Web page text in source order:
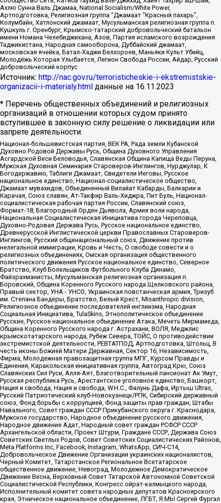
Ахлю Сунна Валь Джамаа, National Socialism/White Power,
Артподготовка, Религиозная группа “Джамаат “Красный пахарь”,
Колумбайн, Хатлонский джамаат, Мусульманская религиозная группа п.
Кушкуль г. Оренбург, Крымско-татарский добровольческий батальон
имени Номана Челебиджихана, Азов, Партия исламского возрождения
Таджикистана, Народная самооборона, Дуббайский джамаат,
московская ячейка, Батал-Хаджи Белхороев, Маньяки Культ Убийц,
Молодёжь Которая Улыбается, Легион Свобода России, Айдар, Русский
добровольческий корпус
Источник: http://nac.gov.ru/terroristicheskie-i-ekstremistskie-
organizacii-i-materialy.html данные на 16.11.2023
* Перечень общественных объединений и религиозных
организаций в отношении которых судом принято
вступившее в законную силу решение о ликвидации или
запрете деятельности:
Национал-большевистская партия, ВЕК РА, Рада земли Кубанской
Духовно Родовой Державы Русь, Община Духовного Управления
Асгардской Веси Беловодья, Славянская Община Капища Веды Перуна,
Мужская Духовная Семинария Староверов-Инглингов, Нурджулар, К
Богодержавию, Таблиги Джамаат, Свидетели Иеговы, Русское
национальное единство, Национал-социалистическое общество,
Джамаат мувахидов, Объединенный Вилайат Кабарды, Балкарии и
Карачая, Союз славян, Ат-Такфир Валь-Хиджра, Пит Буль, Национал-
социалистическая рабочая партия России, Славянский союз,
Формат-18, Благородный Орден Дьявола, Армия воли народа,
Национальная Социалистическая Инициатива города Череповца,
Духовно-Родовая Держава Русь, Русское национальное единство,
Древнерусской Инглистической церкви Православных Староверов-
Инглингов, Русский общенациональный союз, Движение против
нелегальной иммиграции, Кровь и Честь, О свободе совести и о
религиозных объединениях, Омская организация общественного
политического движения Русское национальное единство, Северное
Братство, Клуб Болельщиков Футбольного Клуба Динамо,
Файзрахманисты, Мусульманская религиозная организация п.
Боровский, Община Коренного Русского народа Щелковского района,
Правый сектор, УНА - УНСО, Украинская повстанческая армия, Тризуб
им. Степана Бандеры, Братство, Белый Крест, Misanthropic division,
Религиозное объединение последователей инглиизма, Народная
Социальная Инициатива, TulaSkins, Этнополитическое объединение
Русские, Русское национальное объединение Атака, Мечеть Мирмамеда,
Община Коренного Русского народа г. Астрахани, ВОЛЯ, Меджлис
крымскотатарского народа, Рубеж Севера, ТОЙС, О противодействии
экстремистской деятельности, РЕВТАТПОД, Артподготовка, Штольц, В
честь иконы Божией Матери Державная, Сектор 16, Независимость,
Фирма, Молодежная правозащитная группа МПГ, Курсом Правды и
Единения, Каракольская инициативная группа, Автоград Крю, Союз
Славянских Сил Руси, Алля-Аят, Благотворительный пансионат Ак Умут,
Русская республика Русь, Арестантское уголовное единство, Башкорт,
Нация и свобода, Нация и свобода, W.H.С., Фалунь Дафа, Иртыш Ultras,
Русский Патриотический клуб-Новокузнецк/РПК, Сибирский державный
союз, Фонд борьбы с коррупцией, Фонд защиты прав граждан, Штабы
Навального, Совет граждан СССР Прикубанского округа г. Краснодара,
Мужское государство, Народное объединение русского движения,
Народное движение Адат, Народный совет граждан РСФСР СССР
Архангельской области, Проект Штурм, Граждане СССР, Держава Союз
Советских Светлых Родов, Совет Советских Социалистических Районов,
Meta Platforms Inc, Facebook, Instagram, WhatsApp, СИЧ-С14,
Добровольческое Движение Организации украинских националистов,
Черный Комитет, Татарстанское Региональное Всетатарское
общественное движение, Невоград, Молодежное Демократическое
Движение Весна, Верховный Совет Татарской Автономной Советской
Социалистической Республики, Конгресс ойрат-калмыцкого народа,
Исполнительный комитет совета народных депутатов Красноярского
края, Этническое национальное объединение, ЛГБТ, Я.МЫ Сергей Фургал